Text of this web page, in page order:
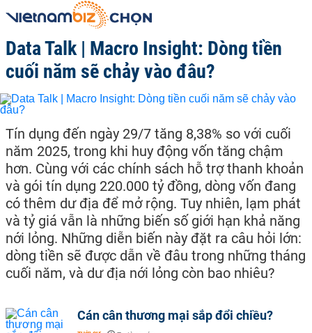
Data Talk | Macro Insight: Dòng tiền
cuối năm sẽ chảy vào đâu?
Tín dụng đến ngày 29/7 tăng 8,38% so với cuối
năm 2025, trong khi huy động vốn tăng chậm
hơn. Cùng với các chính sách hỗ trợ thanh khoản
và gói tín dụng 220.000 tỷ đồng, dòng vốn đang
có thêm dư địa để mở rộng. Tuy nhiên, lạm phát
và tỷ giá vẫn là những biến số giới hạn khả năng
nới lỏng. Những diễn biến này đặt ra câu hỏi lớn:
dòng tiền sẽ được dẫn về đâu trong những tháng
cuối năm, và dư địa nới lỏng còn bao nhiêu?
Cán cân thương mại sắp đổi chiều?